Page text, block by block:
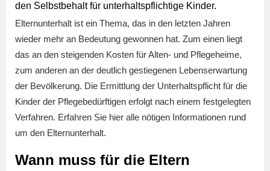
den Selbstbehalt für unterhaltspflichtige Kinder.
Elternunterhalt ist ein Thema, das in den letzten Jahren
wieder mehr an Bedeutung gewonnen hat. Zum einen liegt
das an den steigenden Kosten für Alten- und Pflegeheime,
zum anderen an der deutlich gestiegenen Lebenserwartung
der Bevölkerung. Die Ermittlung der Unterhaltspflicht für die
Kinder der Pflegebedürftigen erfolgt nach einem festgelegten
Verfahren. Erfahren Sie hier alle nötigen Informationen rund
um den Elternunterhalt.
Wann muss für die Eltern